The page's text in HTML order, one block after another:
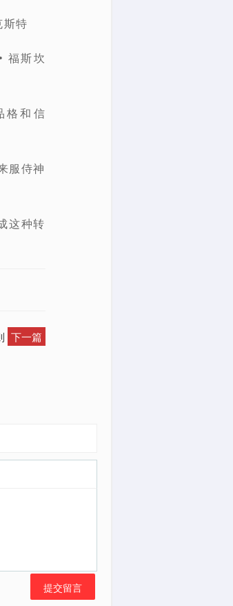
特
福斯坎
格和信
服侍神
这种转
下一篇
提交留言